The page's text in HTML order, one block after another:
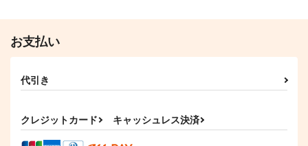
うちのかわいい子虎ち
ゃん3
629円（税込）
五条悟×虎杖悠仁
M31
110
五条悟×虎杖悠仁
お支払い
代引き
クレジットカード キャッシュレス決済